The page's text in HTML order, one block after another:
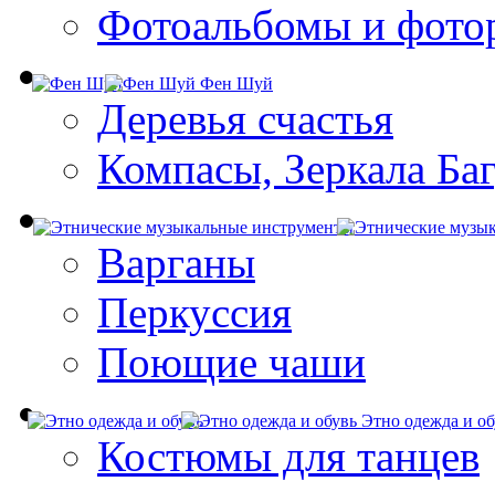
Фотоальбомы и
Фен Шуй
Деревья счастья
Компасы, Зеркала
Варганы
Перкуссия
Поющие чаши
Этно одежда и
Костюмы для танцев